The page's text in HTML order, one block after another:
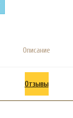
Описание
Отзывы